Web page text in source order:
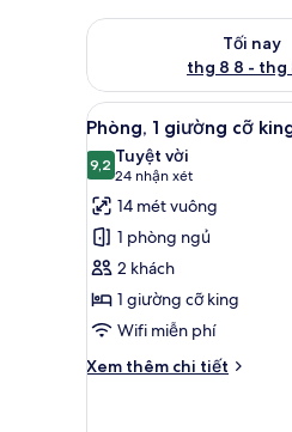
Tối nay
thg 8 8 - thg
Kiểm tra lượng phòng
Xem
tất
cả
ảnh
Phòng,
giường
cỡ
king
11
Phòng, 1 giường cỡ
9,29,2 trên 10
Tuyệt vời
24 nhận xét
(24
nhận
xét)
14 mét vuông
1 phòng ngủ
2 khách
1 giường cỡ king
Wifi miễn phí
Xem thêm chi tiết
Chi